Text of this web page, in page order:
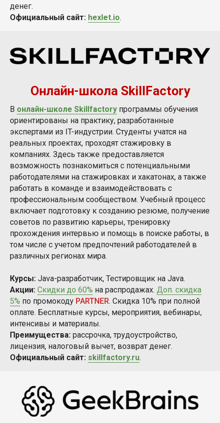
денег.
Официальный сайт: hexlet.io.
Онлайн-школа SkillFactory
В онлайн-школе Skillfactory программы обучения
ориентированы на практику, разработанные
экспертами из IT-индустрии. Студенты учатся на
реальных проектах, проходят стажировку в
компаниях. Здесь также предоставляется
возможность познакомиться с потенциальными
работодателями на стажировках и хакатонах, а также
работать в команде и взаимодействовать с
профессиональным сообществом. Учебный процесс
включает подготовку к созданию резюме, получение
советов по развитию карьеры, тренировку
прохождения интервью и помощь в поиске работы, в
том числе с учетом предпочтений работодателей в
различных регионах мира.
Курсы: Java-разработчик, Тестировщик на Java.
Акции: Скидки до 60% на распродажах. Доп. скидка
5% по промокоду PARTNER. Скидка 10% при полной
оплате. Бесплатные курсы, мероприятия, вебинары,
интенсивы и материалы.
Преимущества: рассрочка, трудоустройство,
лицензия, налоговый вычет, возврат денег.
Официальный сайт: skillfactory.ru.